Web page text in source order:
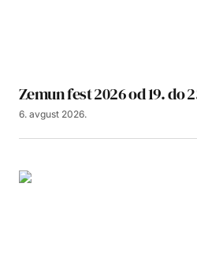
Zemun fest 2026 od 19. do
6. avgust 2026.